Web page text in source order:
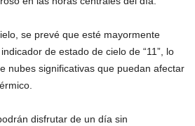
se prevé que esté mayormente
de estado de cielo de “11”, lo
nubes significativas que puedan afectar
disfrutar de un día sin